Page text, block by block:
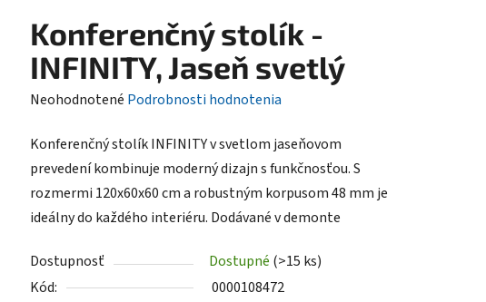
Konferenčný stolík -
INFINITY, Jaseň svetlý
Priemerné
produktu
je
0,0
z
hviezdičiek.
Neohodnotené Podrobnosti hodnotenia
Konferenčný stolík INFINITY v svetlom jaseňovom
prevedení kombinuje moderný dizajn s funkčnosťou. S
rozmermi 120x60x60 cm a robustným korpusom 48 mm je
ideálny do každého interiéru. Dodávané v demonte
Dostupnosť Dostupné (>15 ks)
Kód:
0000108472